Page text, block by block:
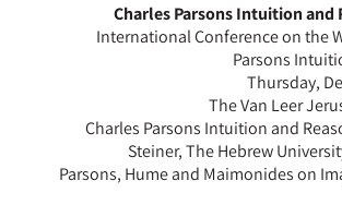
Charles Parsons Intuition and
International Conference on the
Parsons
Thursday,
The Van Leer
Charles Parsons Intuition and
Steiner, The Hebrew
Parsons, Hume and Maimonides on